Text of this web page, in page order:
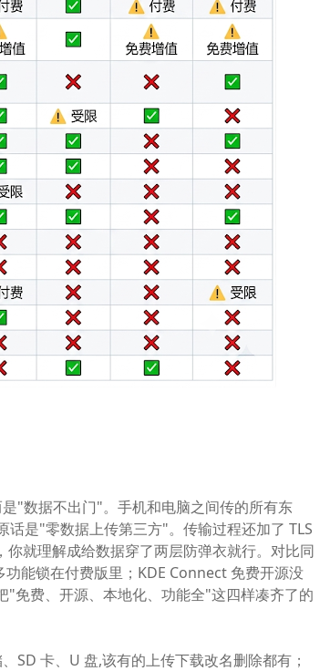
"数据不出门"。手机和电脑之间传的所有东
是"零数据上传第三方"。传输过程还加了 TLS
就理解成给数据穿了两层防弹衣就行。对比同
能锁在付费版里；KDE Connect 免费开源没
免费、开源、本地化、功能全"这四样凑齐了的
SD 卡、U 盘,该有的上传下载改名删除都有；